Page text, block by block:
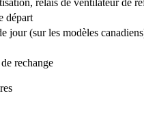
relais de ventilateur de
départ
jour (sur les modèles
rechange